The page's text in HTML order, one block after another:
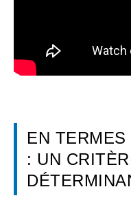
EN
: UN